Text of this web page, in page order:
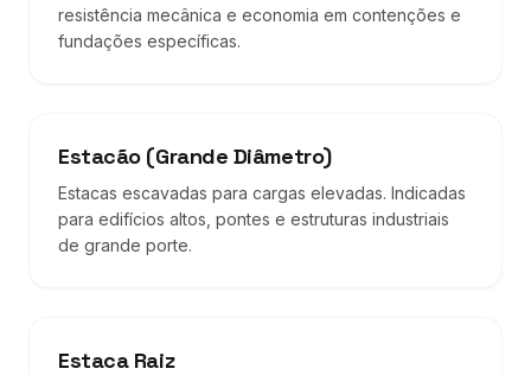
resistência mecânica e economia em contenções e
fundações específicas.
Estacão (Grande Diâmetro)
Estacas escavadas para cargas elevadas. Indicadas
para edifícios altos, pontes e estruturas industriais
de grande porte.
Estaca Raiz